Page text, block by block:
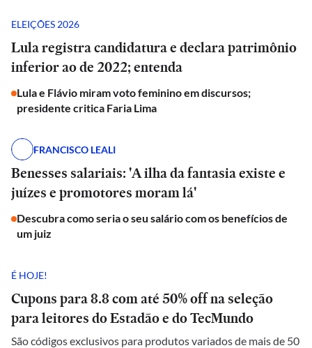
ELEIÇÕES 2026
Lula registra candidatura e declara patrimônio
inferior ao de 2022; entenda
Lula e Flávio miram voto feminino em discursos;
presidente critica Faria Lima
FRANCISCO LEALI
Benesses salariais: 'A ilha da fantasia existe e
juízes e promotores moram lá'
Descubra como seria o seu salário com os benefícios de
um juiz
É HOJE!
Cupons para 8.8 com até 50% off na seleção
para leitores do Estadão e do TecMundo
São códigos exclusivos para produtos variados de mais de 50